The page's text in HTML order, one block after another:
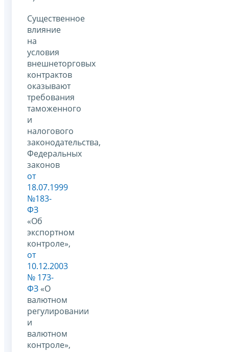
Существенное
влияние
на
условия
внешнеторговых
контрактов
оказывают
требования
таможенного
и
налогового
законодательства,
Федеральных
законов
от
18.07.1999
№183-
ФЗ
«Об
экспортном
контроле»,
от
10.12.2003
№ 173-
ФЗ «О
валютном
регулировании
и
валютном
контроле»,